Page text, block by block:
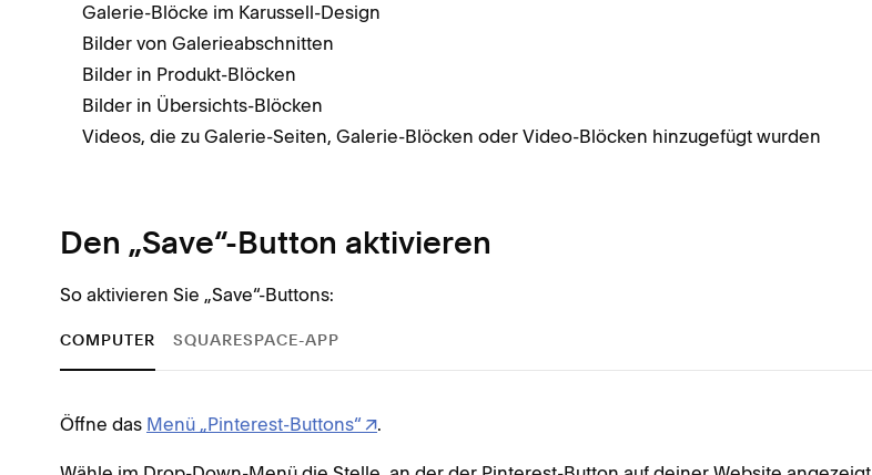
Galerie-Blöcke im Karussell-Design
Bilder von Galerieabschnitten
Bilder in Produkt-Blöcken
Bilder in Übersichts-Blöcken
Videos, die zu Galerie-Seiten, Galerie-Blöcken oder Video-Blöcken hinzugefügt wurden
Den „Save“-Button aktivieren
So aktivieren Sie „Save“-Buttons:
COMPUTER SQUARESPACE-APP
Öffne das Menü „Pinterest-Buttons“ .